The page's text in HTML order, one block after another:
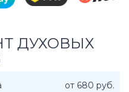
ДУХОВЫХ
от 680 руб.